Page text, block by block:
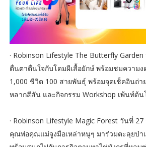
· Robinson Lifestyle The Butterfly
ตื่นตาตื่นใจกับโดมผีเสื้อยักษ์ พร้อมชมความง
1,000 ชีวิต 100 สายพันธุ์ พร้อมจุดเช็คอินถ่า
หลากสีสัน และกิจกรรม Workshop เพ้นท์ต้
· Robinson Lifestyle Magic Forest วันที่
คุณพ่อคุณแม่จูงมือเหล่าหนูๆ มาร่วมตะลุยป่า